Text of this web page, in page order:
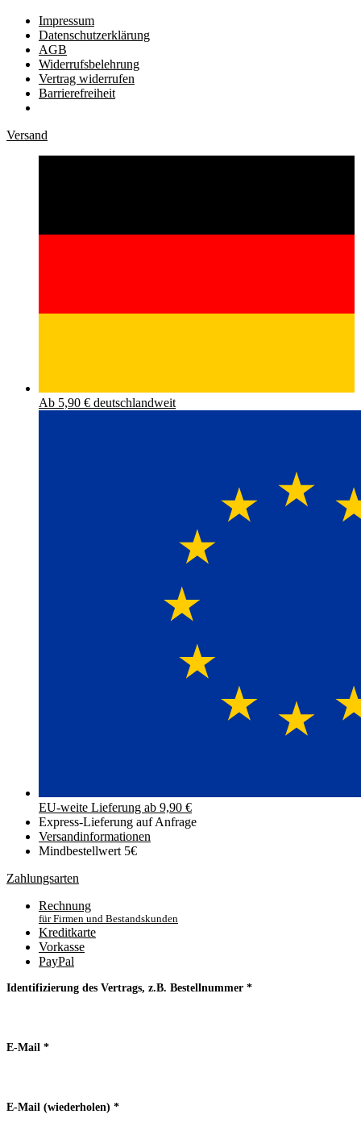
Impressum
Datenschutzerklärung
AGB
Widerrufsbelehrung
Vertrag widerrufen
Barrierefreiheit
Versand
Ab 5,90 € deutschlandweit
EU-weite Lieferung ab 9,90 €
Express-Lieferung auf Anfrage
Versand­informationen
Mindbestellwert 5€
Zahlungsarten
Rechnung
für Firmen und Bestandskunden
Kreditkarte
Vorkasse
PayPal
Identifizierung des Vertrags, z.B. Bestellnummer *
E-Mail *
E-Mail (wiederholen) *